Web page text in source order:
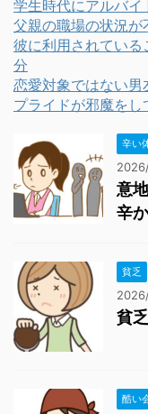
学生時代にアルバ
父親の職場の状況
彼に利用されている
分
恋愛対象ではない男
プライドが邪魔を
辛い
意
辛
貧乏
貧
酷い